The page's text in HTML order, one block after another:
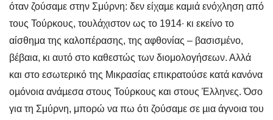
όταν ζούσαμε στην Σμύρνη: δεν είχαµε καμιά ενόχληση από
τους Τούρκους, τουλάχιστον ως το 1914∙ κι εκείνο το
αίσθημα της καλοπέρασης, της αφθονίας – βασισμένο,
βέβαια, κι αυτό στο καθεστώς των διομολογήσεων. Αλλά
και στο εσωτερικό της Μικρασίας επικρατούσε κατά κανόνα
οµόνοια ανάµεσα στους Τούρκους και στους Έλληνες. Όσο
για τη Σμύρνη, μπορώ να πω ότι ζούσαμε σε µια άγνοια του